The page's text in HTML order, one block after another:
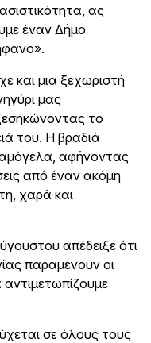
ας
έναν Δήμο
και μια ξεχωριστή
μας
το
του. Η βραδιά
αφήνοντας
από έναν ακόμη
χαρά και
απέδειξε ότι
παραμένουν οι
σε όλους τους